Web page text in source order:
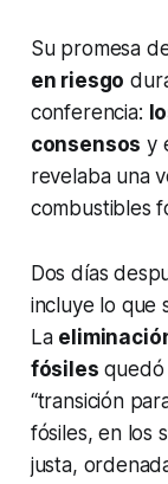
Su promesa
en riesgo
conferencia:
consensos y
revelaba una
combustibles
Dos días
incluye lo que
La
fósiles
“transición
fósiles, en los
justa,